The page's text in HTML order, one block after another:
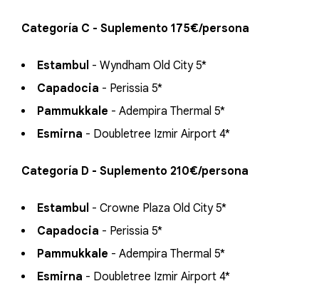
Categoría C - Suplemento 175€/persona
Estambul - Wyndham Old City 5*
Capadocia - Perissia 5*
Pammukkale - Adempira Thermal 5*
Esmirna - Doubletree Izmir Airport 4*
Categoría D - Suplemento 210€/persona
Estambul - Crowne Plaza Old City 5*
Capadocia - Perissia 5*
Pammukkale - Adempira Thermal 5*
Esmirna - Doubletree Izmir Airport 4*